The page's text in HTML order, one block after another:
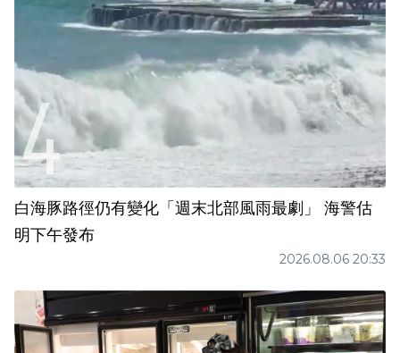
白海豚路徑仍有變化「週末北部風雨最劇」 海警估
明下午發布
2026.08.06 20:33